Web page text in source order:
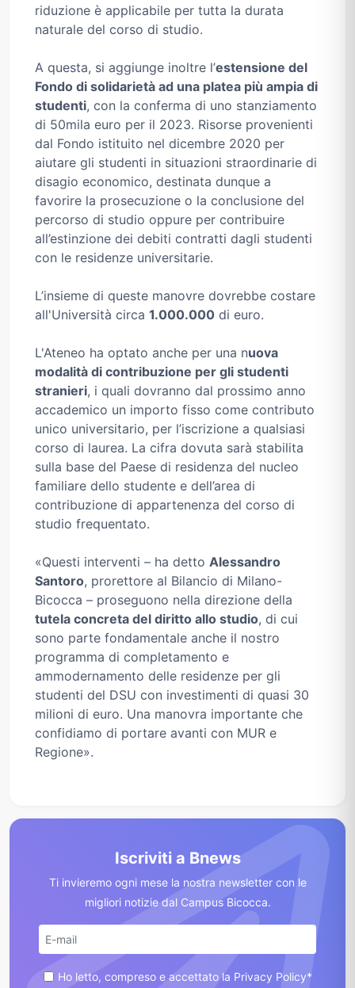
riduzione è applicabile per tutta la durata
naturale del corso di studio.
A questa, si aggiunge inoltre l’estensione del
Fondo di solidarietà ad una platea più ampia di
studenti, con la conferma di uno stanziamento
di 50mila euro per il 2023. Risorse provenienti
dal Fondo istituito nel dicembre 2020 per
aiutare gli studenti in situazioni straordinarie di
disagio economico, destinata dunque a
favorire la prosecuzione o la conclusione del
percorso di studio oppure per contribuire
all’estinzione dei debiti contratti dagli studenti
con le residenze universitarie.
L’insieme di queste manovre dovrebbe costare
all'Università circa 1.000.000 di euro.
L'Ateneo ha optato anche per una nuova
modalità di contribuzione per gli studenti
stranieri, i quali dovranno dal prossimo anno
accademico un importo fisso come contributo
unico universitario, per l’iscrizione a qualsiasi
corso di laurea. La cifra dovuta sarà stabilita
sulla base del Paese di residenza del nucleo
familiare dello studente e dell’area di
contribuzione di appartenenza del corso di
studio frequentato.
«Questi interventi – ha detto Alessandro
Santoro, prorettore al Bilancio di Milano-
Bicocca – proseguono nella direzione della
tutela concreta del diritto allo studio, di cui
sono parte fondamentale anche il nostro
programma di completamento e
ammodernamento delle residenze per gli
studenti del DSU con investimenti di quasi 30
milioni di euro. Una manovra importante che
confidiamo di portare avanti con MUR e
Regione».
Iscriviti a Bnews
Ti invieremo ogni mese la nostra newsletter con le
migliori notizie dal Campus Bicocca.
Ho letto, compreso e accettato la Privacy Policy*